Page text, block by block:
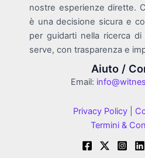
nostre esperienze dirette.
è una decisione sicura e
per guidarti nella ricerca
serve, con trasparenza e
Aiuto /
Email:
Privacy Policy
Termini &